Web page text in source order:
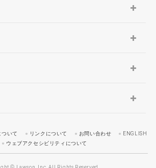
いて リンクについて お問い合わせ
ENGLISH
ウェブアクセシビリティについて